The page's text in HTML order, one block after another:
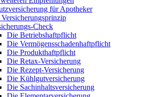
für Apotheker
Versicherungsprinzip
Check
Die Betriebshaftpflicht
Die Vermögensschadenhaftpflicht
Die Produkthaftpflicht
Die Retax-Versicherung
Die Rezept-Versicherung
Die Kühlgutversicherung
Die Sachinhaltsversicherung